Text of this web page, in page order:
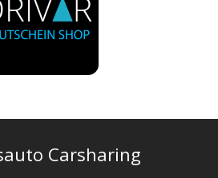
Carsharing